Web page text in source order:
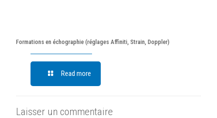
Formations en échographie (réglages Affiniti, Strain, Doppler)
Read more
Laisser un commentaire